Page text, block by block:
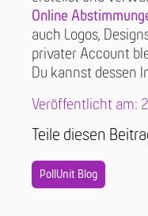
Online
auch Logos,
privater Account
Du kannst dessen
Veröffentlicht am:
Teile diesen
PollUnit Blog